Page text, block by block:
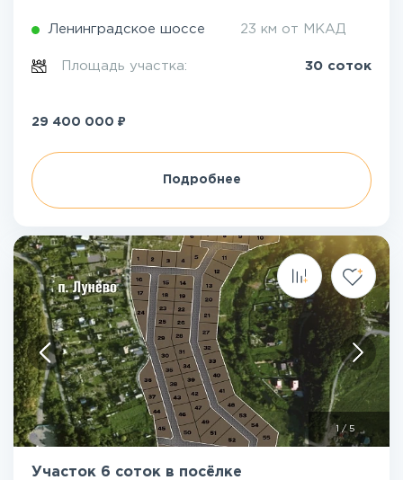
Ленинградское шоссе 23 км от МКАД
Площадь участка: 30 соток
29 400 000 ₽
Подробнее
1 / 5
Участок 6 соток в посёлке